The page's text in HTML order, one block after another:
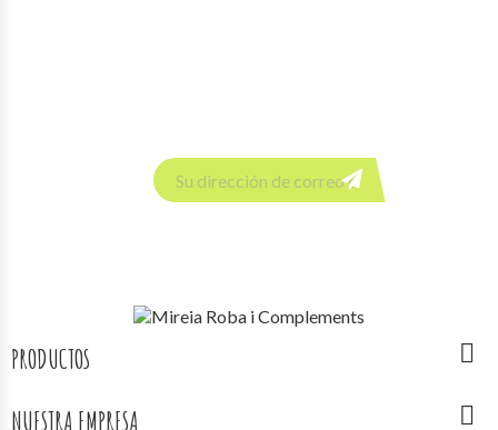
PRODUCTOS 
NUESTRA EMPRESA 